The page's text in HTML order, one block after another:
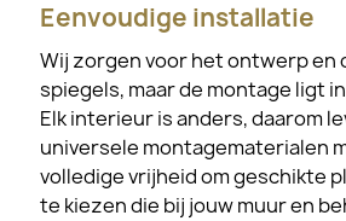
Eenvoudige installatie
Wij zorgen voor het ontwerp en
spiegels, maar de montage ligt
Elk interieur is anders, daarom
universele montagematerialen
volledige vrijheid om geschikte
te kiezen die bij jouw muur en